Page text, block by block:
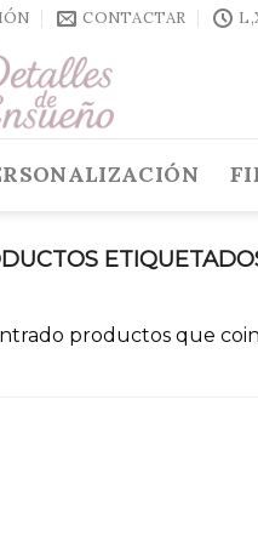
CONTACTAR
productos que